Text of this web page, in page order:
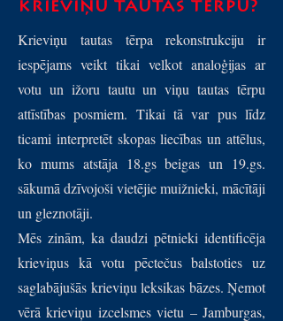
krieviņu tautas tērpu?
Krieviņu tautas tērpa rekonstrukciju ir
iespējams veikt tikai velkot analoģijas ar
votu un ižoru tautu un viņu tautas tērpu
attīstības posmiem. Tikai tā var pus līdz
ticami interpretēt skopas liecības un attēlus,
ko mums atstāja 18.gs beigas un 19.gs.
sākumā dzīvojoši vietējie muižnieki, mācītāji
un gleznotāji.
Mēs zinām, ka daudzi pētnieki identificēja
krieviņus kā votu pēctečus balstoties uz
saglabājušās krieviņu leksikas bāzes. Ņemot
vērā krieviņu izcelsmes vietu – Jamburgas,